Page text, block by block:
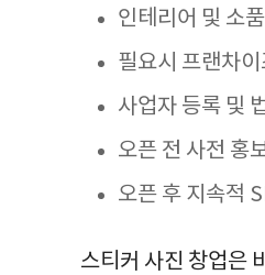
인테리어 및 소품
필요시 프랜차
사업자 등록 및
오픈 전 사전 홍
오픈 후 지속적
스티커 사진 창업은